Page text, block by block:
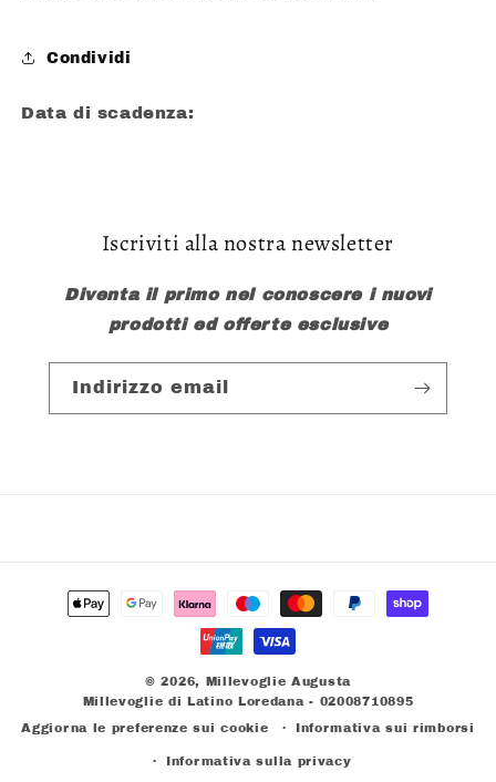
Condividi
Data di scadenza:
Iscriviti alla nostra newsletter
Diventa il primo nel conoscere i nuovi
prodotti ed offerte esclusive
Indirizzo email
Metodi
© 2026, Millevoglie Augusta
Millevoglie di Latino Loredana - 02008710895
Aggiorna le preferenze sui cookie
Informativa sui rimborsi
Informativa sulla privacy